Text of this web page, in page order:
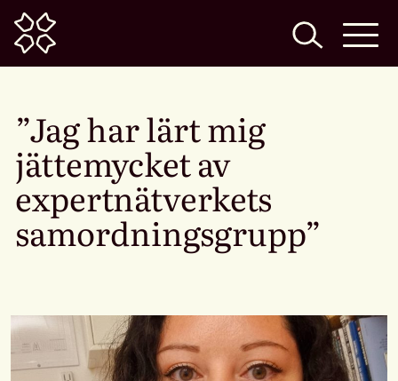
Home
”Jag har lärt mig
jättemycket av
expertnätverkets
samordningsgrupp”